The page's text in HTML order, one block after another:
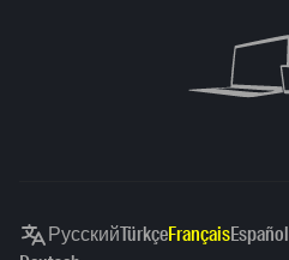
РусскийTürkçeFrançaisEspañol